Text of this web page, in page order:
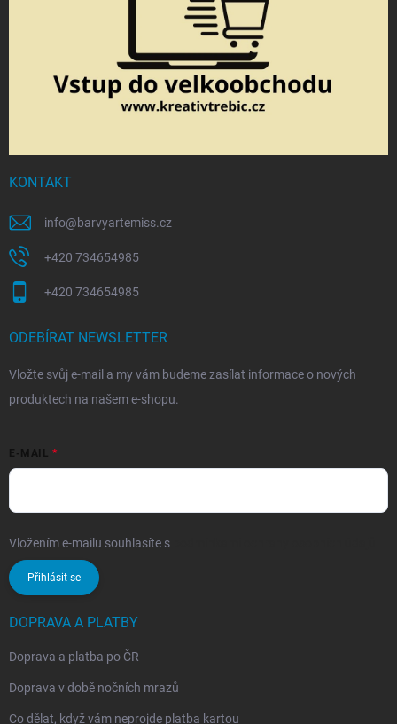
KONTAKT
info@barvyartemiss.cz
+420 734654985
+420 734654985
ODEBÍRAT NEWSLETTER
Vložte svůj e-mail a my vám budeme zasílat informace o nových
produktech na našem e-shopu.
E-MAIL
Vložením e-mailu souhlasíte s
Přihlásit se
DOPRAVA A PLATBY
Doprava a platba po ČR
Doprava v době nočních mrazů
Co dělat, když vám neprojde platba kartou